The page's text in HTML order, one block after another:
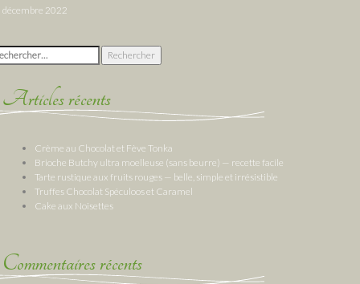
décembre 2022
:
Articles récents
Crème au Chocolat et Fève Tonka
Brioche Butchy ultra moelleuse (sans beurre) — recette facile
Tarte rustique aux fruits rouges — belle, simple et irrésistible
Truffes Chocolat Spéculoos et Caramel
Cake aux Noisettes
Commentaires récents